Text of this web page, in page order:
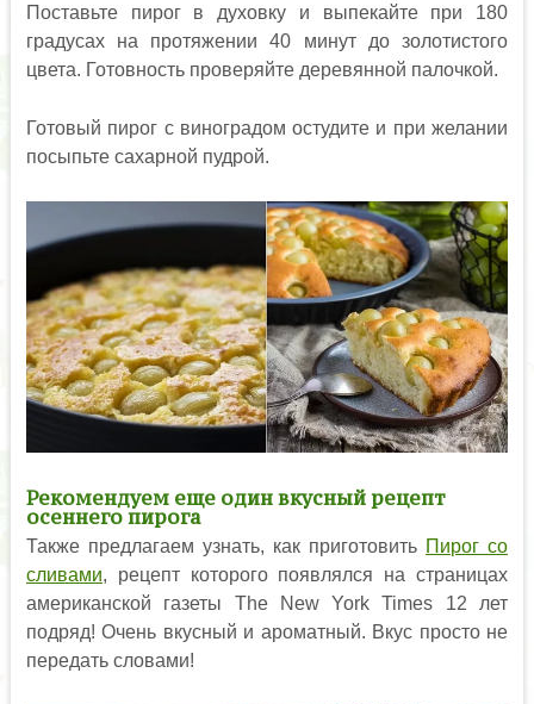
Поставьте пирог в духовку и выпекайте при 180
градусах на протяжении 40 минут до золотистого
цвета. Готовность проверяйте деревянной палочкой.
Готовый пирог с виноградом остудите и при желании
посыпьте сахарной пудрой.
Рекомендуем еще один вкусный рецепт
осеннего пирога
Также предлагаем узнать, как приготовить Пирог со
сливами, рецепт которого появлялся на страницах
американской газеты The New York Times 12 лет
подряд! Очень вкусный и ароматный. Вкус просто не
передать словами!